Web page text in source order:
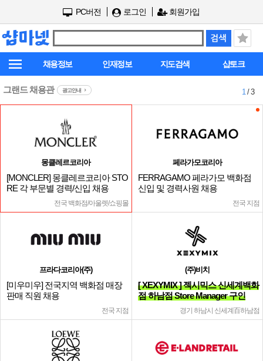
PC버전 로그인 회원가입
채용정보 인재정보 지도검색 샵토크
그랜드 채용관 광고안내 1/ 3
몽클레르코리아
[MONCLER] 몽클레르코리아 STO
RE 각 부문별 경력/신입 채용
전국 백화점/아울렛/쇼핑몰
페라가모코리아
FERRAGAMO 페라가모 백화점
신입 및 경력사원 채용
전국 지점
프라다코리아(주)
[미우미우] 전국지역 백화점 매장
판매 직원 채용
전국 지점
(주)비치
[ XEXYMIX ] 젝시믹스 신세계백화
점 하남점 Store Manager 구인
경기 하남시 신세계百하남점